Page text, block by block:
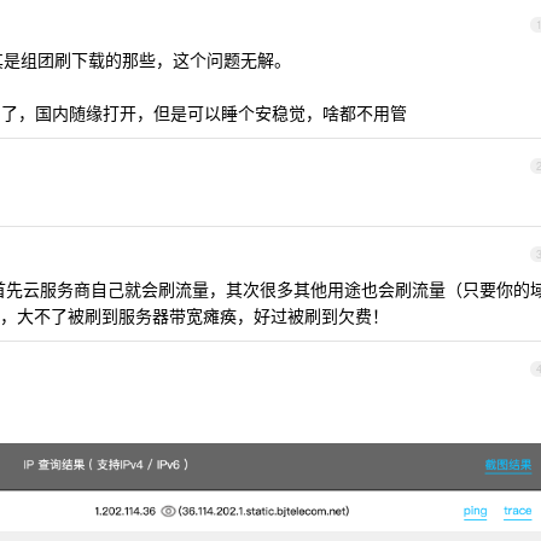
1
组团刷下载的那些，这个问题无解。
，国内随缘打开，但是可以睡个安稳觉，啥都不用管
2
3
云服务商自己就会刷流量，其次很多其他用途也会刷流量（只要你的
大不了被刷到服务器带宽瘫痪，好过被刷到欠费！
4